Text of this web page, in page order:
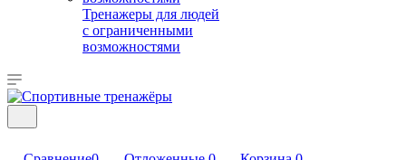
Тренажеры для людей
с ограниченными
возможностями